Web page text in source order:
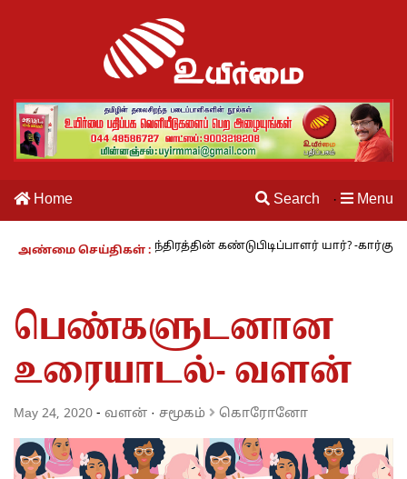
Home Search · Menu
அண்மை செய்திகள் :
இயந்திரத்தின் கண்டுபிடிப்பாளர் யார்? -கார்குழலி மூவாத
பெண்களுடனான
உரையாடல்- வளன்
May 24, 2020 - வளன் · சமூகம் கொரோனோ